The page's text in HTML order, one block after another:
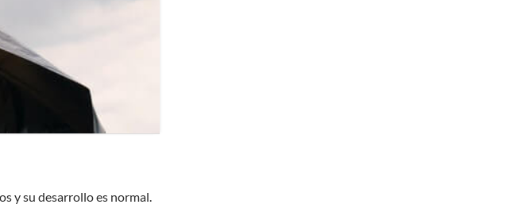
y su desarrollo es normal.